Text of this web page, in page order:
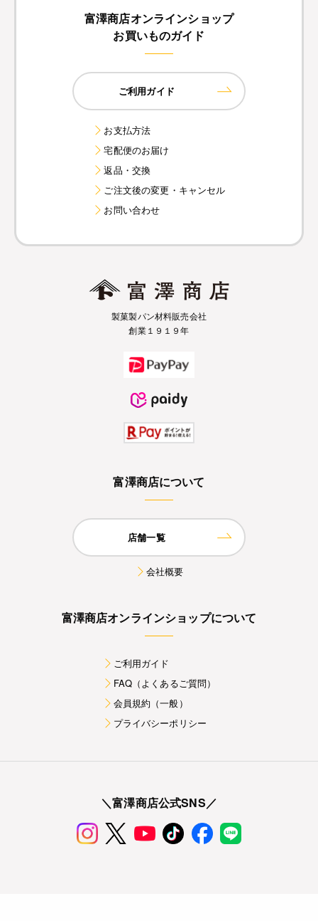
富澤商店オンラインショップ
お買いものガイド
ご利用ガイド
お支払方法
宅配便のお届け
返品・交換
ご注文後の変更・キャンセル
お問い合わせ
製菓製パン材料販売会社
創業１９１９年
富澤商店について
店舗一覧
会社概要
富澤商店オンラインショップについて
ご利用ガイド
FAQ（よくあるご質問）
会員規約（一般）
プライバシーポリシー
＼富澤商店公式SNS／